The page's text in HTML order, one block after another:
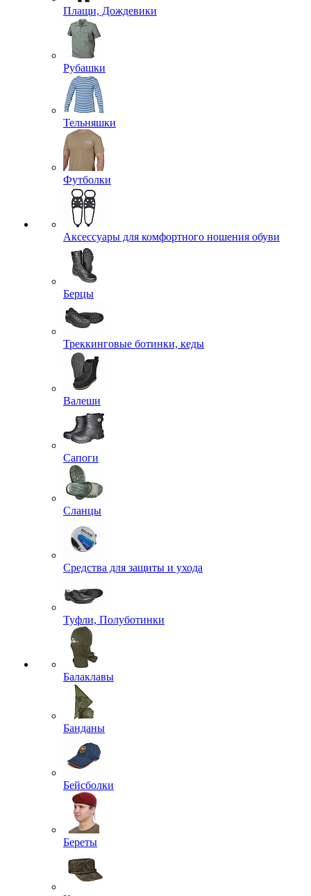
Плащи, Дождевики
Рубашки
Тельняшки
Футболки
Аксессуары для комфортного ношения обуви
Берцы
Треккинговые ботинки, кеды
Валеши
Сапоги
Сланцы
Средства для защиты и ухода
Туфли, Полуботинки
Балаклавы
Банданы
Бейсболки
Береты